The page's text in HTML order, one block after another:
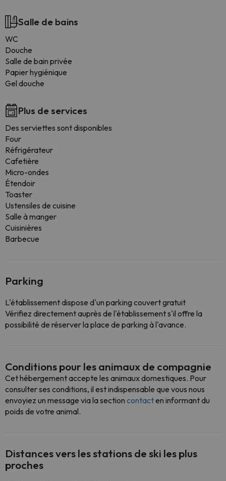
Salle de bains
WC
Douche
Salle de bain privée
Papier hygiénique
Gel douche
Plus de services
Des serviettes sont disponibles
Four
Réfrigérateur
Cafetière
Micro-ondes
Étendoir
Toaster
Ustensiles de cuisine
Salle à manger
Cuisinières
Barbecue
Parking
L'établissement dispose d'un parking couvert gratuit
Vérifiez directement auprès de l'établissement s'il offre la
possibilité de réserver la place de parking à l'avance.
Conditions pour les animaux de compagnie
Cet hébergement accepte les animaux domestiques. Pour
consulter ses conditions, il est indispensable que vous nous
envoyiez un message via la section contacten informant du
poids de votre animal.
Distances vers les stations de ski les plus
proches